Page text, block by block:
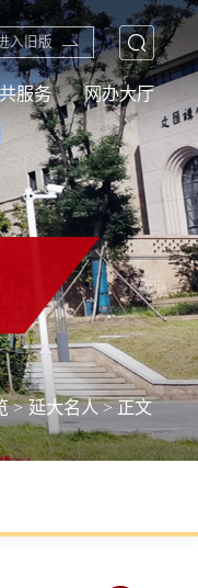
入旧版
服务 网办大厅
> 延大名人 > 正文